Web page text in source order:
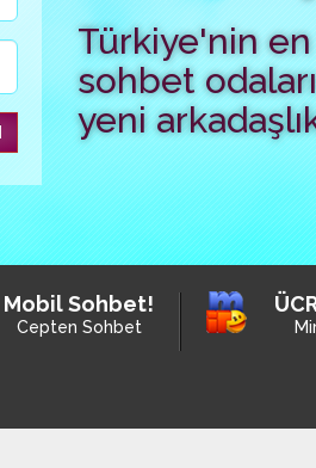
Türkiye'nin en
sohbet
yeni
Mobil Sohbet!
Cepten Sohbet